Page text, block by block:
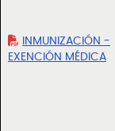
INMUNIZACIÓN -
EXENCIÓN MÉDICA